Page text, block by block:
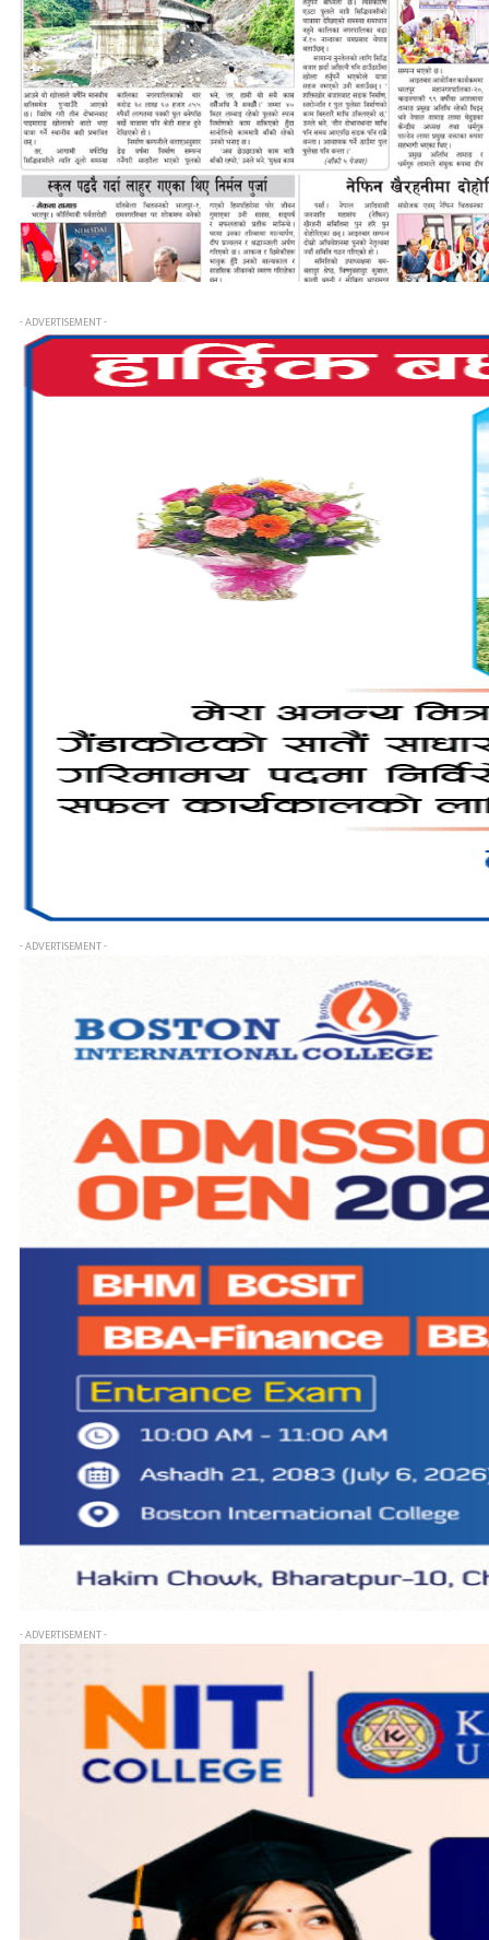
- ADVERTISEMENT -
- ADVERTISEMENT -
- ADVERTISEMENT -